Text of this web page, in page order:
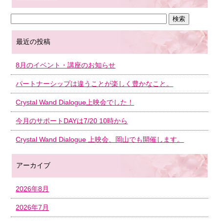
最近の投稿
8月のイベント・講座のお知らせ
パートナーシップは違うことが楽しく豊かなこと。
Crystal Wand Dialogue上映会でした！
今月のサポートDAYは7/20 10時から
Crystal Wand Dialogue 上映会、岡山でも開催します。
アーカイブ
2026年8月
2026年7月